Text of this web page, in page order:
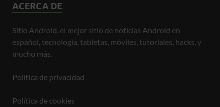
ACERCA DE
Sitio Android, el mejor sitio de noticias Android en
español, tecnología, tabletas, móviles, tutoriales, hacks, y
mucho más.
Política de privacidad
Política de cookies